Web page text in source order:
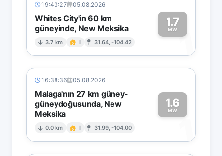
19:43:27 05.08.2026
Whites City'in 60 km
güneyinde, New Meksika
3.7 km I 31.64, -104.42
1.7
MW1
16:38:36 05.08.2026
Malaga'nın 27 km güney-
güneydoğusunda, New
Meksika
0.0 km I 31.99, -104.00
1.6
MW
1